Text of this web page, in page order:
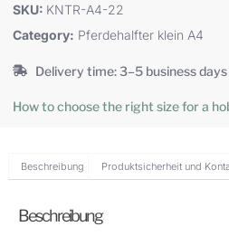
SKU: KNTR-A4-22
Category: Pferdehalfter klein A4
Delivery time: 3–5 business days
How to choose the right size for a
Beschreibung Produktsicherheit und
Beschreibung